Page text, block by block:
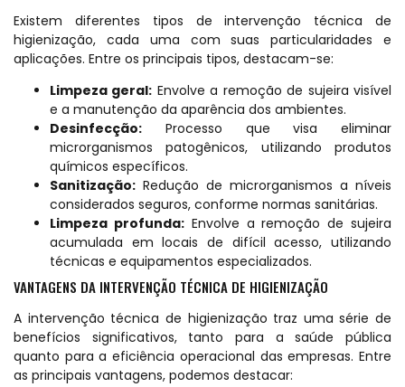
Existem diferentes tipos de intervenção técnica de
higienização, cada uma com suas particularidades e
aplicações. Entre os principais tipos, destacam-se:
Limpeza geral: Envolve a remoção de sujeira visível
e a manutenção da aparência dos ambientes.
Desinfecção: Processo que visa eliminar
microrganismos patogênicos, utilizando produtos
químicos específicos.
Sanitização: Redução de microrganismos a níveis
considerados seguros, conforme normas sanitárias.
Limpeza profunda:Envolve a remoção de sujeira
acumulada em locais de difícil acesso, utilizando
técnicas e equipamentos especializados.
VANTAGENS DA INTERVENÇÃO TÉCNICA DE HIGIENIZAÇÃO
A intervenção técnica de higienização traz uma série de
benefícios significativos, tanto para a saúde pública
quanto para a eficiência operacional das empresas. Entre
as principais vantagens, podemos destacar: